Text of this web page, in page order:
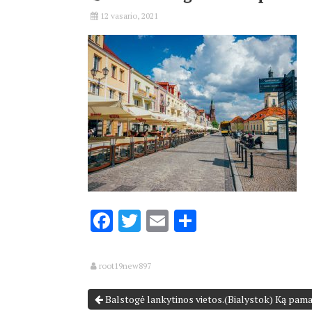
12 vasario, 2021
Facebook
Twitter
Email
root19new897
Balstogė lankytinos vietos.(Bialystok) Ką